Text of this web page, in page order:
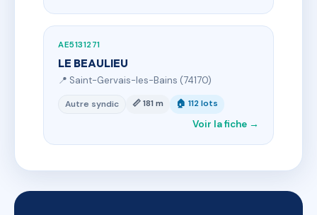
AE5131271
LE BEAULIEU
📍 Saint-Gervais-les-Bains (74170)
Autre syndic 📏 181 m 🏠 112 lots
Voir la fiche →